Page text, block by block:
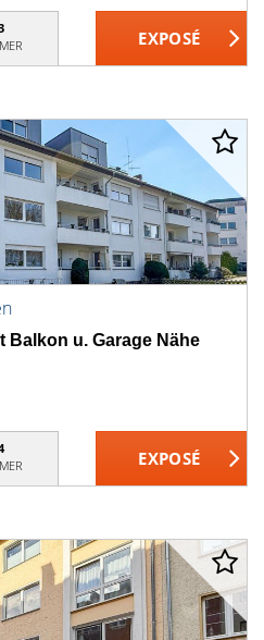
Balkon u. Garage Nähe